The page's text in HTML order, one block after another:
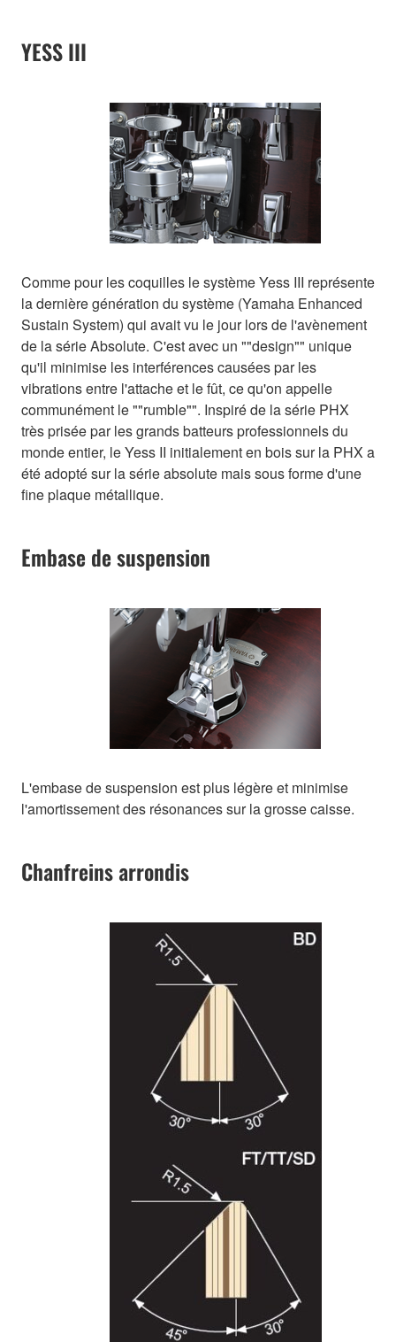
YESS III
Comme pour les coquilles le système Yess III représente
la dernière génération du système (Yamaha Enhanced
Sustain System) qui avait vu le jour lors de l'avènement
de la série Absolute. C'est avec un ""design"" unique
qu'il minimise les interférences causées par les
vibrations entre l'attache et le fût, ce qu'on appelle
communément le ""rumble"". Inspiré de la série PHX
très prisée par les grands batteurs professionnels du
monde entier, le Yess II initialement en bois sur la PHX a
été adopté sur la série absolute mais sous forme d'une
fine plaque métallique.
Embase de suspension
L'embase de suspension est plus légère et minimise
l'amortissement des résonances sur la grosse caisse.
Chanfreins arrondis